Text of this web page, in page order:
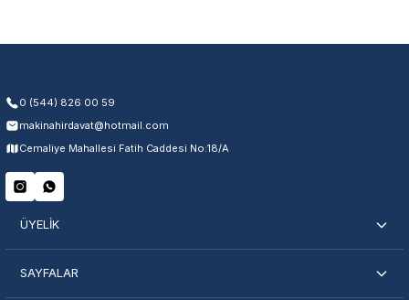
Servisi Nasıl Bulurum?
0 (544) 826 00 59
makinahirdavat@hotmail.com
Cemaliye Mahallesi Fatih Caddesi No:18/A
ÜYELİK
SAYFALAR